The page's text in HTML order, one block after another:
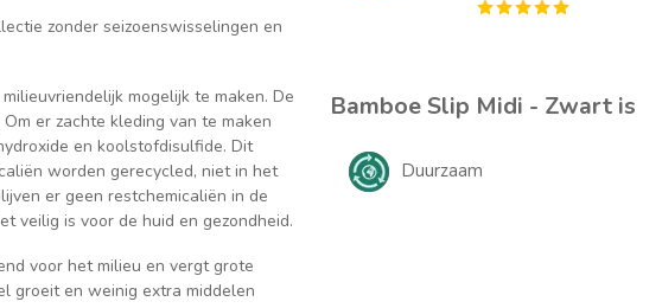
zonder seizoenswisselingen en
mogelijk te maken. De
er zachte kleding van te maken
en koolstofdisulfide. Dit
worden gerecycled, niet in het
er geen restchemicaliën in de
veilig is voor de huid en gezondheid.
voor het milieu en vergt grote
groeit en weinig extra middelen
Bamboe Slip Midi - Zwart is
Duurzaam